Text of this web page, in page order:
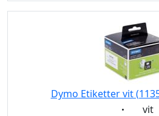
Dymo Etiketter vit
vit